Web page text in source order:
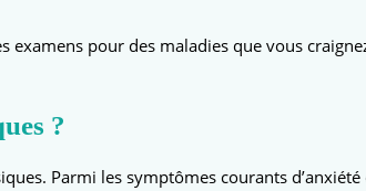
pour des maladies que vous
?
Parmi les symptômes courants